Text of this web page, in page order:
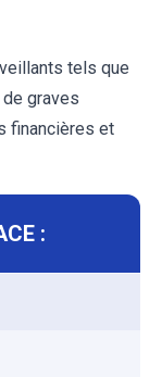
tels que
graves
financières et
: